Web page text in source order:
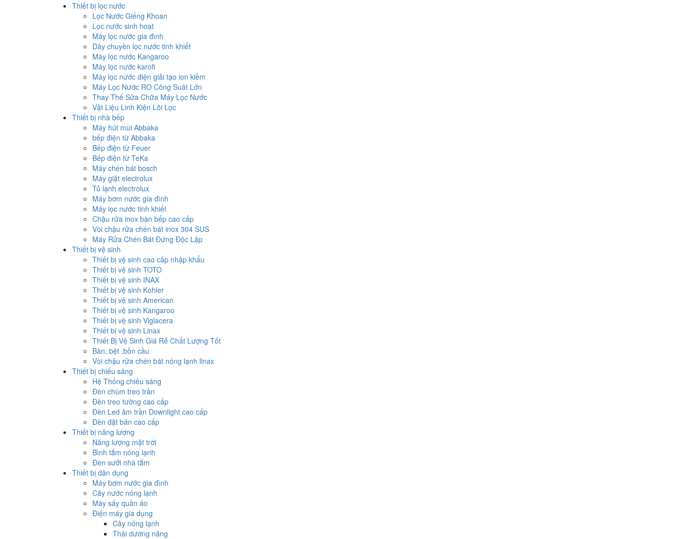
Thiết bị lọc nước
Lọc Nước Giếng Khoan
Lọc nước sinh hoạt
Máy lọc nước gia đình
Dây chuyền lọc nước tinh khiết
Máy lọc nước Kangaroo
Máy lọc nước karofi
Máy lọc nước điện giải tạo ion kiềm
Máy Lọc Nước RO Công Suât Lớn
Thay Thế Sửa Chữa Máy Lọc Nước
Vật Liệu Linh Kiện Lõi Lọc
Thiết bị nhà bếp
Máy hút mùi Abbaka
bếp điện từ Abbaka
Bếp điện từ Feuer
Bếp điện từ TeKa
Máy chén bát bosch
Máy giặt electrolux
Tủ lạnh electrolux
Máy bơm nước gia đình
Máy lọc nước tinh khiết
Chậu rửa inox bàn bếp cao cấp
Vòi chậu rửa chén bát inox 304 SUS
Máy Rửa Chén Bát Đứng Độc Lập
Thiết bị vệ sinh
Thiết bị vệ sinh cao cấp nhập khẩu
Thiết bị vệ sinh TOTO
Thiết bị vệ sinh INAX
Thiết bị vệ sinh Kohler
Thiết bị vệ sinh American
Thiết bị vệ sinh Kangaroo
Thiết bị vệ sinh Viglacera
Thiết bị vệ sinh Linax
Thiết Bị Vệ Sinh Giá Rẻ Chất Lượng Tốt
Bàn, bệt ,bồn cầu
Vòi chậu rửa chén bát nóng lạnh linax
Thiết bị chiếu sáng
Hệ Thống chiếu sáng
Đèn chùm treo trần
Đèn treo tường cao cấp
Đèn Led âm trần Downlight cao cấp
Đèn đặt bàn cao cấp
Thiết bị năng lượng
Năng lượng mặt trời
Bình tắm nóng lạnh
Đèn sưởi nhà tắm
Thiết bị dân dụng
Máy bơm nước gia đình
Cây nước nóng lạnh
Máy sấy quần áo
Điện máy gia dụng
Cây nóng lạnh
Thái dương năng